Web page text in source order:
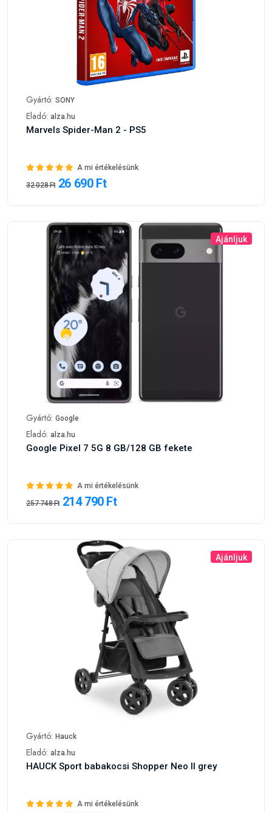
Gyártó: SONY
Eladó: alza.hu
Marvels Spider-Man 2 - PS5
A mi értékelésünk
32 028 Ft 26 690 Ft
Ajánljuk
Gyártó: Google
Eladó: alza.hu
Google Pixel 7 5G 8 GB/128 GB fekete
A mi értékelésünk
257 748 Ft 214 790 Ft
Ajánljuk
Gyártó: Hauck
Eladó: alza.hu
HAUCK Sport babakocsi Shopper Neo II grey
A mi értékelésünk